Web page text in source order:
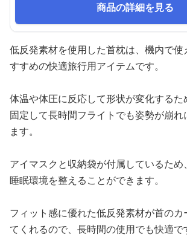
商品の詳細を見る
低反発素材を使用した首枕は、機内で使
すすめの快適旅行用アイテムです。
体温や体圧に反応して形状が変化するた
固定して長時間フライトでも姿勢が崩れ
ます。
アイマスクと収納袋が付属しているた
睡眠環境を整えることができます。
フィット感に優れた低反発素材が首のカ
てくれるので、長時間の使用でも快適で